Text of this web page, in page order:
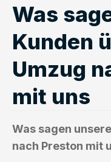
Was
Kunden
Umzug
mit uns
Was sagen
nach Preston mit